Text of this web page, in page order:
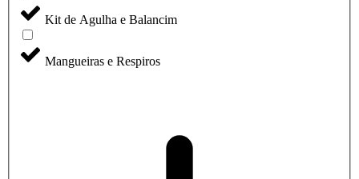
Kit de Agulha e Balancim
Mangueiras e Respiros